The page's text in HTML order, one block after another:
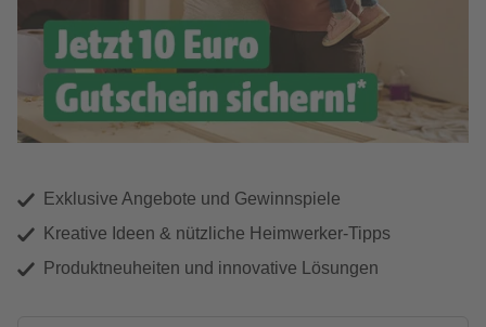
Exklusive Angebote und Gewinnspiele
Kreative Ideen & nützliche Heimwerker-Tipps
Produktneuheiten und innovative Lösungen